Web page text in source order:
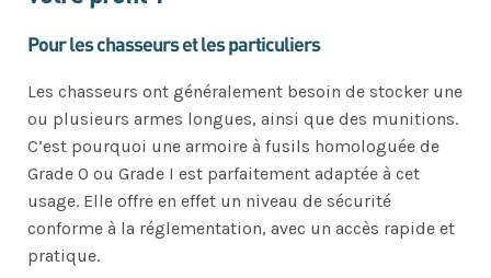
Pour les chasseurs et les particuliers
Les chasseurs ont généralement besoin de stocker une
ou plusieurs armes longues, ainsi que des munitions.
C’est pourquoi une armoire à fusils homologuée de
Grade 0 ou Grade I est parfaitement adaptée à cet
usage. Elle offre en effet un niveau de sécurité
conforme à la réglementation, avec un accès rapide et
pratique.